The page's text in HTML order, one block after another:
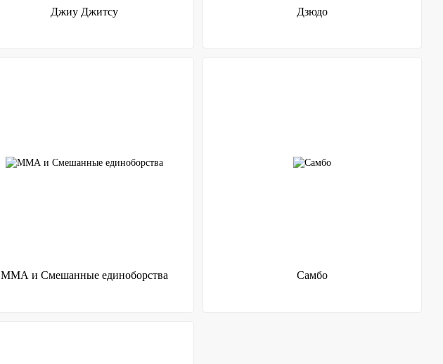
Джиу Джитсу Дзюдо
ММА и Смешанные единоборства Самбо